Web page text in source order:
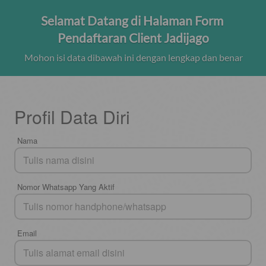
Selamat Datang di Halaman Form
Pendaftaran Client Jadijago
Mohon isi data dibawah ini dengan lengkap dan benar
Profil Data Diri
Nama
Nomor Whatsapp Yang Aktif
Email